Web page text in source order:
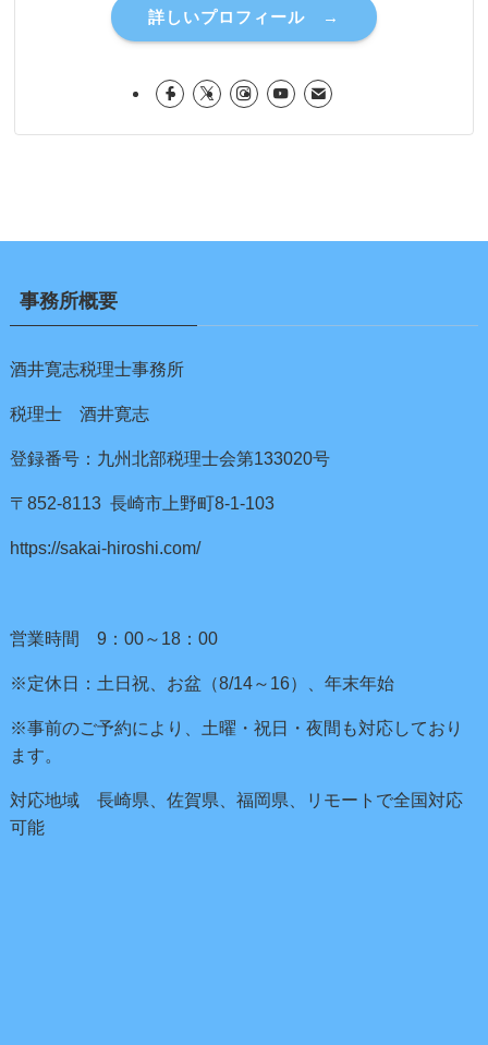
詳しいプロフィール →
事務所概要
酒井寛志税理士事務所
税理士 酒井寛志
登録番号：九州北部税理士会第133020号
〒852-8113 長崎市上野町8-1-103
https://sakai-hiroshi.com/
営業時間 9：00～18：00
※定休日：土日祝、お盆（8/14～16）、年末年始
※事前のご予約により、土曜・祝日・夜間も対応しており
ます。
対応地域 長崎県、佐賀県、福岡県、リモートで全国対応
可能